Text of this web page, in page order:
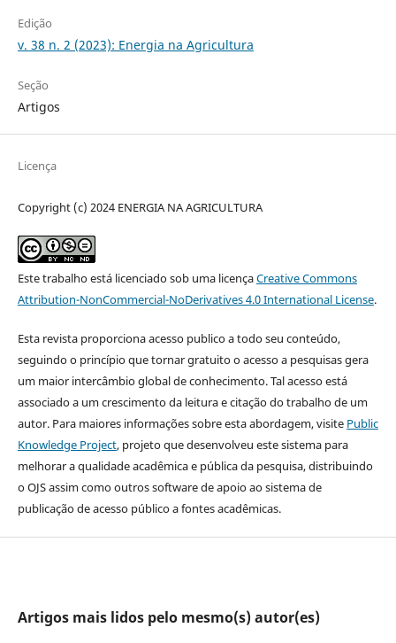
Edição
v. 38 n. 2 (2023): Energia na Agricultura
Seção
Artigos
Licença
Copyright (c) 2024 ENERGIA NA AGRICULTURA
Este trabalho está licenciado sob uma licençaCreative Commons
Attribution-NonCommercial-NoDerivatives 4.0 International License.
Esta revista proporciona acesso publico a todo seu conteúdo,
seguindo o princípio que tornar gratuito o acesso a pesquisas gera
um maior intercâmbio global de conhecimento. Tal acesso está
associado a um crescimento da leitura e citação do trabalho de um
autor. Para maiores informações sobre esta abordagem, visite Public
Knowledge Project, projeto que desenvolveu este sistema para
melhorar a qualidade acadêmica e pública da pesquisa, distribuindo
o OJS assim como outros software de apoio ao sistema de
publicação de acesso público a fontes acadêmicas.
Artigos mais lidos pelo mesmo(s) autor(es)